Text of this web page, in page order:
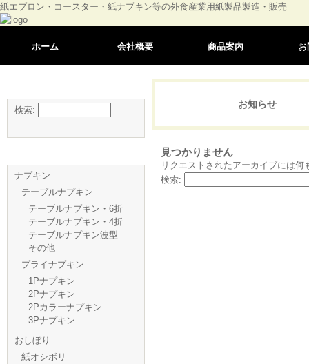
紙エプロン・コースター・紙ナプキン等の外食産業用紙製品製造・販売
ホーム 会社概要 商品案内
お知らせ
見つかりません
リクエストされたアーカイブには
検索:
検索:
ナプキン
テーブルナプキン
テーブルナプキン・6折
テーブルナプキン・4折
テーブルナプキン波型
その他
プライナプキン
1Pナプキン
2Pナプキン
2Pカラーナプキン
3Pナプキン
おしぼり
紙オシボリ